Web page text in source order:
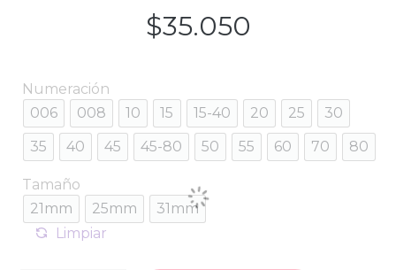
$35.050
Numeración
006
008 10 15 15-40 20 25
30
35
40 45 45-80 50 55 60 70 80
Tamaño
21mm
25mm
31mm
Limpiar